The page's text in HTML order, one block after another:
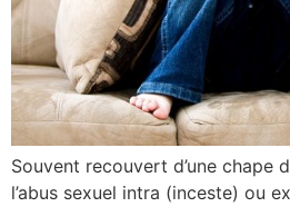
Souvent recouvert d’une chape
l’abus sexuel intra (inceste) ou